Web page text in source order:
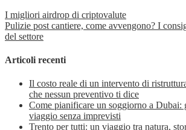
I migliori airdrop di criptovalute
Pulizie post cantiere, come avvengono? I
del settore
Articoli recenti
Il costo reale di un intervento di
che nessun preventivo ti dice
Come pianificare un soggiorno a Dubai:
viaggio senza imprevisti
Trento per tutti: un viaggio tra natura,